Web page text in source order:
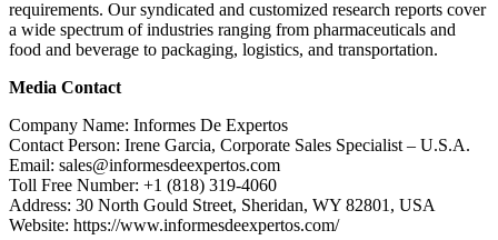
requirements. Our syndicated and customized research reports cover
a wide spectrum of industries ranging from pharmaceuticals and
food and beverage to packaging, logistics, and transportation.
Media Contact
Company Name: Informes De Expertos
Contact Person: Irene Garcia, Corporate Sales Specialist – U.S.A.
Email: sales@informesdeexpertos.com
Toll Free Number: +1 (818) 319-4060
Address: 30 North Gould Street, Sheridan, WY 82801, USA
Website: https://www.informesdeexpertos.com/